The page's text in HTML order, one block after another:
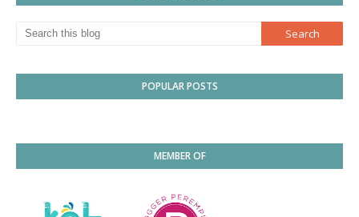
POPULAR POSTS
MEMBER OF